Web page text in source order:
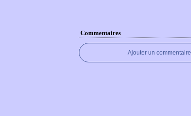
Commentaires
Ajouter un commentaire